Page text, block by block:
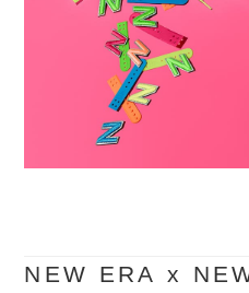
NEW ERA x